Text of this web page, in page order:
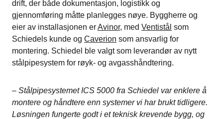
drift, der både dokumentasjon, logistikk og
gjennomføring måtte planlegges nøye. Byggherre og
eier av installasjonen erAvinor, med Ventistål som
Schiedels kunde og Caverion som ansvarlig for
montering. Schiedel ble valgt som leverandør av nytt
stålpipesystem for røyk- og avgasshåndtering.
– Stålpipesystemet ICS 5000 fra Schiedel var enklere å
montere og håndtere enn systemer vi har brukt tidligere.
Løsningen fungerte godt i et teknisk krevende bygg, og